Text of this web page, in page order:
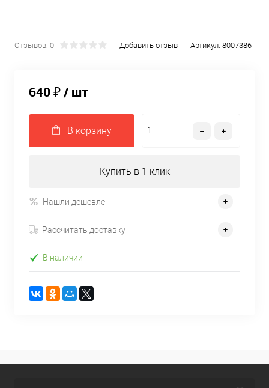
Отзывов: 0 Добавить отзыв Артикул: 8007386
640 ₽/ шт
В корзину
Купить в 1 клик
Нашли дешевле
Рассчитать доставку
В наличии